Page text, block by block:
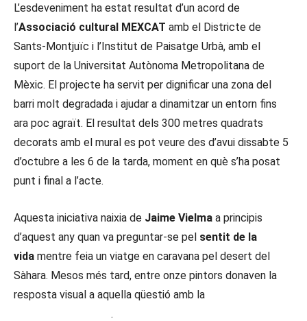
L’esdeveniment ha estat resultat d’un acord de
l’Associació cultural MEXCAT amb el Districte de
Sants-Montjuïc i l’Institut de Paisatge Urbà, amb el
suport de la Universitat Autònoma Metropolitana de
Mèxic. El projecte ha servit per dignificar una zona del
barri molt degradada i ajudar a dinamitzar un entorn fins
ara poc agraït. El resultat dels 300 metres quadrats
decorats amb el mural es pot veure des d’avui dissabte 5
d’octubre a les 6 de la tarda, moment en què s’ha posat
punt i final a l’acte.
Aquesta iniciativa naixia de Jaime Vielma a principis
d’aquest any quan va preguntar-se pel sentit de la
vida mentre feia un viatge en caravana pel desert del
Sàhara. Mesos més tard, entre onze pintors donaven la
resposta visual a aquella qüestió amb la
.